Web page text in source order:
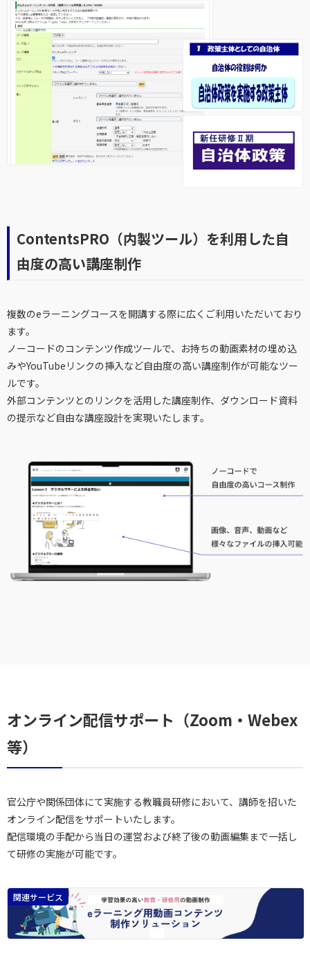
ContentsPRO（内製ツール）を利用した自
由度の高い講座制作
複数のeラーニングコースを開講する際に広くご利用いただいており
ます。
ノーコードのコンテンツ作成ツールで、お持ちの動画素材の埋め込
みやYouTubeリンクの挿入など自由度の高い講座制作が可能なツー
ルです。
外部コンテンツとのリンクを活用した講座制作、ダウンロード資料
の提示など自由な講座設計を実現いたします。
オンライン配信サポート（Zoom・Webex
等）
官公庁や関係団体にて実施する教職員研修において、講師を招いた
オンライン配信をサポートいたします。
配信環境の手配から当日の運営および終了後の動画編集まで一括し
て研修の実施が可能です。
関連サービス